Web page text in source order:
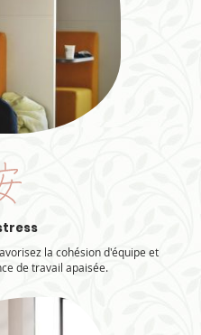
la cohésion d'équipe et
de travail apaisée.